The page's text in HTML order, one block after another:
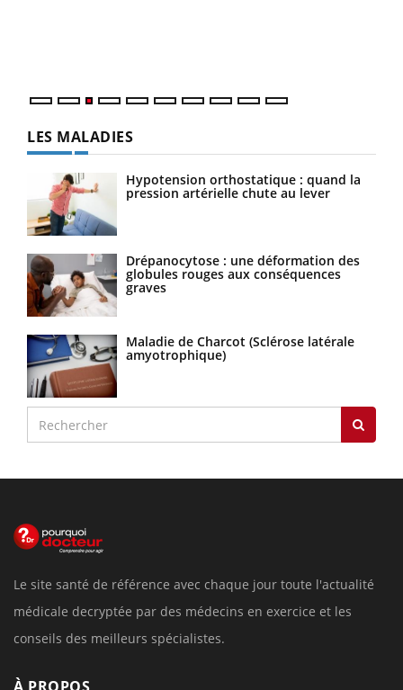
LES MALADIES
Hypotension orthostatique : quand la
pression artérielle chute au lever
Drépanocytose : une déformation des
globules rouges aux conséquences
graves
Maladie de Charcot (Sclérose latérale
amyotrophique)
Le site santé de référence avec chaque jour toute l'actualité
médicale decryptée par des médecins en exercice et les
conseils des meilleurs spécialistes.